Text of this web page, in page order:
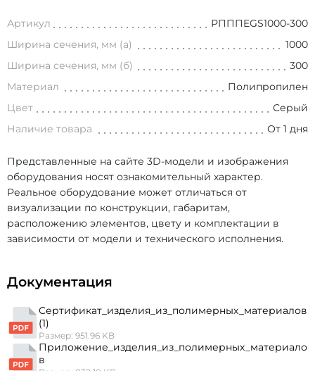
Артикул
РПППEGS1000-300
Ширина сечения, мм (а)
1000
Ширина сечения, мм (б)
300
Материал
Полипропилен
Цвет
Серый
Наличие товара
От 1 дня
Представленные на сайте 3D-модели и изображения
оборудования носят ознакомительный характер.
Реальное оборудование может отличаться от
визуализации по конструкции, габаритам,
расположению элементов, цвету и комплектации в
зависимости от модели и технического исполнения.
Документация
Сертификат_изделия_из_полимерных_материалов
(1)
Размер: 951.96 KB
Приложение_изделия_из_полимерных_материало
в